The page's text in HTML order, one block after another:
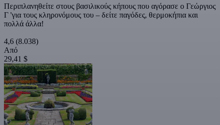
Περιπλανηθείτε στους βασιλικούς κήπους που αγόρασε ο Γεώργιος
Γ 'για τους κληρονόμους του – δείτε παγόδες, θερμοκήπια και
πολλά άλλα!
4,6 (8.038)
Από
29,41 $